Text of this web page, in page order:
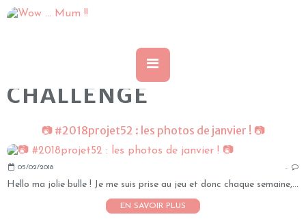
CHALLENGE
📷 #2018projet52 : les photos de janvier ! 📷
05/02/2018 …
Hello ma jolie bulle ! Je me suis prise au jeu et donc chaque semaine,...
EN SAVOIR PLUS